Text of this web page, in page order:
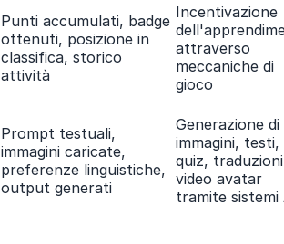
Punti accumulati, badge
ottenuti, posizione in
classifica, storico
attività
Incentivazione
attraverso
meccaniche di
gioco
Prompt testuali,
immagini caricate,
preferenze linguistiche,
output generati
Generazione di
immagini, testi,
quiz,
video avatar
tramite sistemi